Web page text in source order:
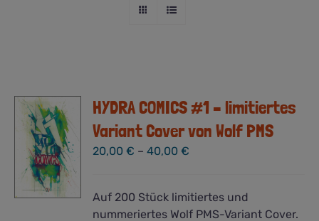
HYDRA COMICS #1 – limitiertes
Variant Cover von Wolf PMS
20,00€ –40,00€
Auf 200 Stück limitiertes und
nummeriertes Wolf PMS-Variant Cover.